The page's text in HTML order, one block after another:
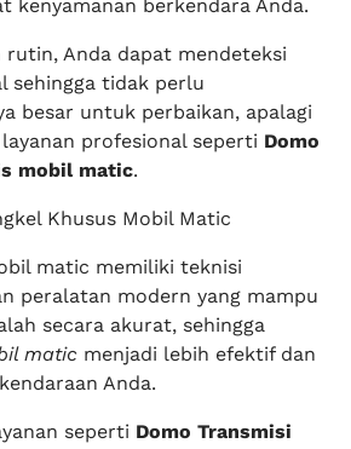
kenyamanan berkendara Anda.
Anda dapat mendeteksi
sehingga tidak perlu
besar untuk perbaikan, apalagi
profesional seperti Domo
mobil matic.
Khusus Mobil Matic
matic memiliki teknisi
peralatan modern yang mampu
secara akurat, sehingga
matic menjadi lebih efektif dan
Anda.
seperti Domo Transmisi